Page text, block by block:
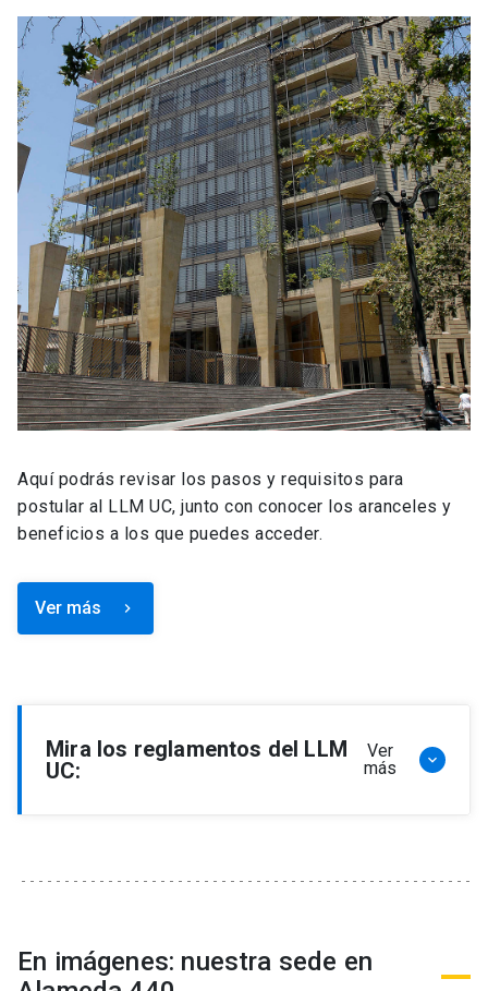
Aquí podrás revisar los pasos y requisitos para
postular al LLM UC, junto con conocer los aranceles y
beneficios a los que puedes acceder.
Ver más keyboard_arrow_right
Mira los reglamentos del LLM
UC:
Ver
más
keyboard_arrow_down
Reglamento de Becas y Descuentos Programa
de Magíster en Derecho, LLM
En imágenes: nuestra sede en